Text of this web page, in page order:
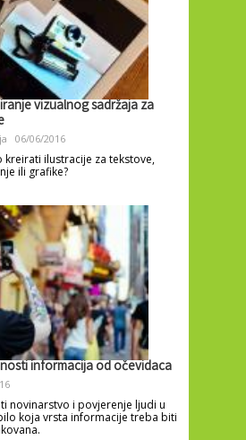
vizualnog sadržaja za
06/06/2016
kreirati ilustracije za tekstove,
ili grafike?
informacija od očevidaca
novinarstvo i povjerenje ljudi u
koja vrsta informacije treba biti